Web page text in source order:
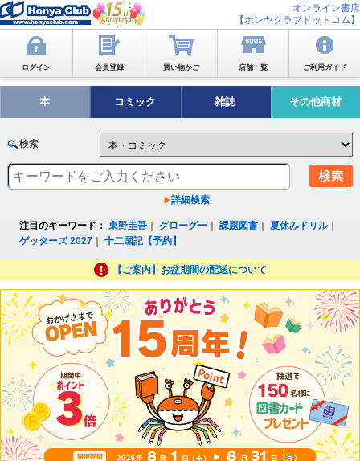
オンライン書店
【ホンヤクラブドットコム】
ログイン 会員登録 買い物かご 店舗一覧 ご利用ガイド
本 コミック 雑誌 その他商材
検索
詳細検索
注目のキーワード： 東野圭吾 グローグー ｜課題図書 ｜夏休みドリル｜
ゲッターズ 2027 ｜十二国記【予約】
【ご案内】お盆期間の配送について